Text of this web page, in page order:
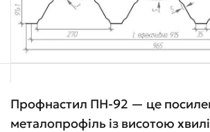
Профнастил ПН-92 — це
металопрофіль із висотою